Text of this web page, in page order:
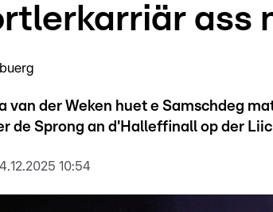
ass
van der Weken huet e Samschdeg
de Sprong an d'Halleffinall op der
10:54